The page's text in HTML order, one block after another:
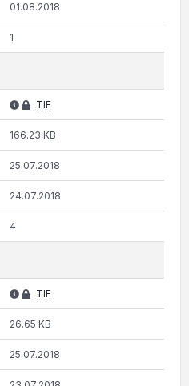
01.08.2018
1
TIF
166.23 KB
25.07.2018
24.07.2018
4
TIF
26.65 KB
25.07.2018